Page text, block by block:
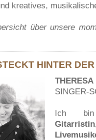
kreatives,
über unsere
HINTER
THERESA
SINGER-
Ich